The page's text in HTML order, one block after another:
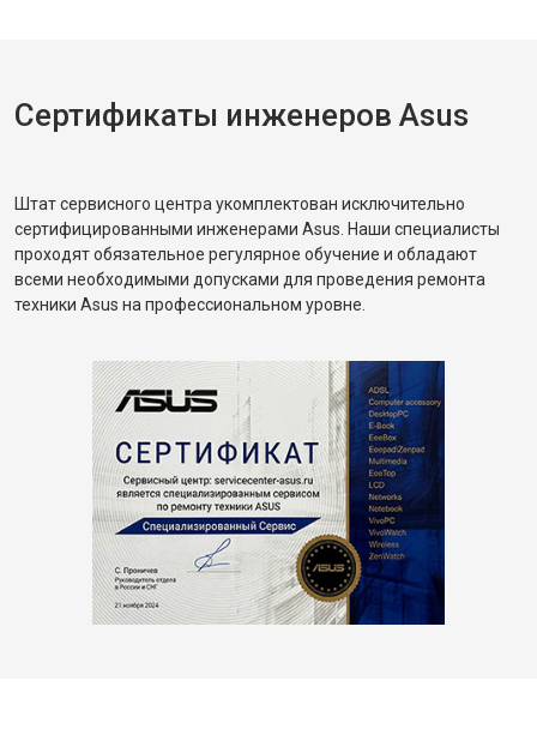
Сертификаты инженеров Asus
Штат сервисного центра укомплектован исключительно
сертифицированными инженерами Asus. Наши специалисты
проходят обязательное регулярное обучение и обладают
всеми необходимыми допусками для проведения ремонта
техники Asus на профессиональном уровне.